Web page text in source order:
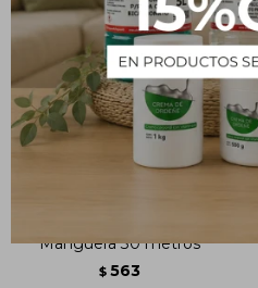
Manguera 30 metros
$ 563